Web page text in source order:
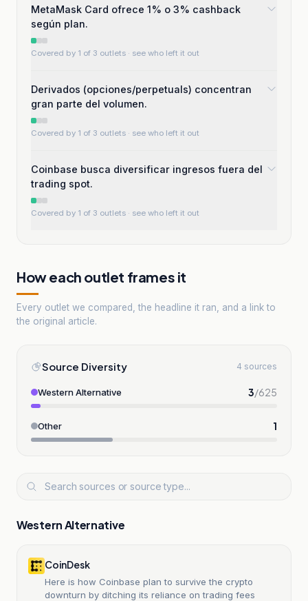
MetaMask Card ofrece 1% o 3% cashback
según plan.
Covered by 1 of 3 outlets · see who left it out
Derivados (opciones/perpetuals) concentran
gran parte del volumen.
Covered by 1 of 3 outlets · see who left it out
Coinbase busca diversificar ingresos fuera del
trading spot.
Covered by 1 of 3 outlets · see who left it out
How each outlet frames it
Every outlet we compared, the headline it ran, and a link to
the original article.
Source Diversity 4 sources
Western Alternative 3/625
Other 1
Western Alternative
CoinDesk
Here is how Coinbase plan to survive the crypto
downturn by ditching its reliance on trading fees